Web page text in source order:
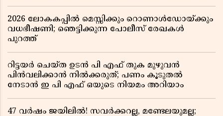
2026 ലോകകപ്പിൽ മെസ്സിക്കും റൊണാൾഡോയ്ക്കും
വധഭീഷണി; ഞെട്ടിക്കുന്ന പോലീസ് രേഖകൾ
പുറത്ത്
റിട്ടയർ ചെയ്ത ഉടൻ പി എഫ് തുക മുഴുവൻ
പിൻവലിക്കാൻ നിൽക്കരുത്; പണം കൂടുതൽ
നേടാൻ ഇ പി എഫ് ഒയുടെ നിയമം അറിയാം
47 വർഷം ജയിലിൽ! സവർക്കറല്ല, മണ്ടേലയുമല്ല;